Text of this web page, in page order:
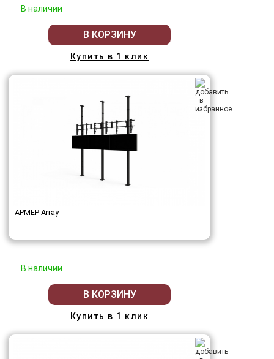
В наличии
В КОРЗИНУ
Купить в 1 клик
АРМЕР Array
В наличии
В КОРЗИНУ
Купить в 1 клик